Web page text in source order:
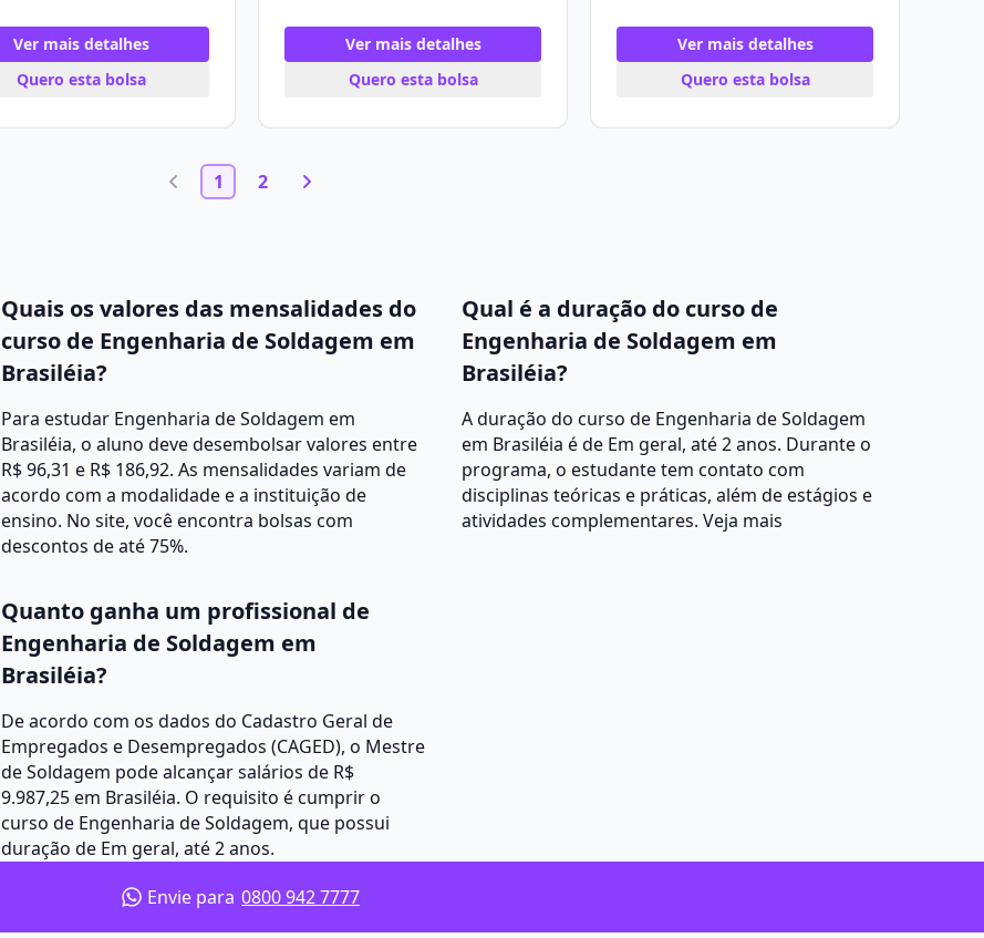
Ver mais detalhes
Quero esta bolsa
Ver mais detalhes
Quero esta bolsa
Ver mais detalhes
Quero esta bolsa
1 2
Quais os valores das mensalidades do
curso de Engenharia de Soldagem em
Brasiléia?
Para estudar Engenharia de Soldagem em
Brasiléia, o aluno deve desembolsar valores entre
R$ 96,31 e R$ 186,92. As mensalidades variam de
acordo com a modalidade e a instituição de
ensino. No site, você encontra bolsas com
descontos de até 75%.
Qual é a duração do curso de
Engenharia de Soldagem em
Brasiléia?
A duração do curso de Engenharia de Soldagem
em Brasiléia é de Em geral, até 2 anos. Durante o
programa, o estudante tem contato com
disciplinas teóricas e práticas, além de estágios e
atividades complementares. Veja mais
Quanto ganha um profissional de
Engenharia de Soldagem em
Brasiléia?
De acordo com os dados do Cadastro Geral de
Empregados e Desempregados (CAGED), o Mestre
de Soldagem pode alcançar salários de R$
9.987,25 em Brasiléia. O requisito é cumprir o
curso de Engenharia de Soldagem, que possui
duração de Em geral, até 2 anos.
Envie para 0800 942 7777